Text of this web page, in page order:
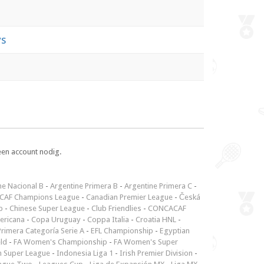
account nodig.
Nacional B - Argentine Primera B - Argentine Primera C -
CAF Champions League - Canadian Premier League - Česká
- Chinese Super League - Club Friendlies - CONCACAF
- Copa Uruguay - Coppa Italia - Croatia HNL -
Categoría Serie A - EFL Championship - Egyptian
- FA Women's Championship - FA Women's Super
Super League - Indonesia Liga 1 - Irish Premier Division -